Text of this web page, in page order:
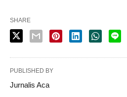
SHARE
PUBLISHED BY
Jurnalis Aca